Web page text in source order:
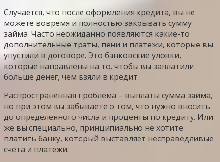
Случается, что после оформления кредита, вы не
можете вовремя и полностью закрывать сумму
займа. Часто неожиданно появляются какие-то
дополнительные траты, пени и платежи, которые вы
упустили в договоре. Это банковские уловки,
которые направлены на то, чтобы вы заплатили
больше денег, чем взяли в кредит.
Распространенная проблема – выплаты сумма займа,
но при этом вы забываете о том, что нужно вносить
до определенного числа и проценты по кредиту. Или
же вы специально, принципиально не хотите
платить банку, который выставляет несправедливые
счета и платежи.